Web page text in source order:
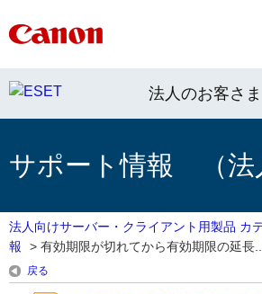
法人のお客さま
サポート情報 （法
法人向けサーバー・クライアント用製品 カ
報
> 有効期限が切れてから有効期限の延長...
戻る